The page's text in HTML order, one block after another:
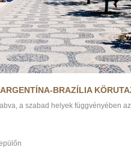
BRAZÍLIA
a szabad helyek függvényében